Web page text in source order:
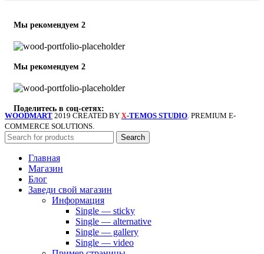
Мы рекомендуем 2
Мы рекомендуем 2
Поделитесь в соц-сетях:
WOODMART 2019 CREATED BY X-TEMOS STUDIO . PREMIUM E-
COMMERCE SOLUTIONS.
Search
Главная
Магазин
Блог
Заведи свой магазин
Информация
Single — sticky
Single — alternative
Single — gallery
Single — video